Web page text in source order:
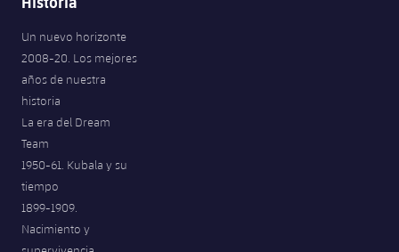
Un nuevo horizonte
2008-20. Los mejores
años de nuestra
historia
La era del Dream
Team
1950-61. Kubala y su
tiempo
1899-1909.
Nacimiento y